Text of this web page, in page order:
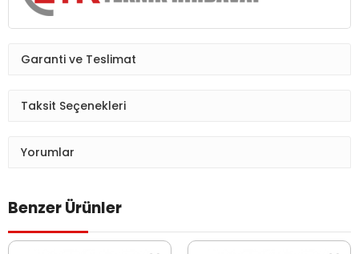
Garanti ve Teslimat
Taksit Seçenekleri
Yorumlar
Benzer Ürünler